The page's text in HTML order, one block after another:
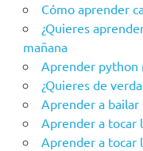
Cómo aprender
¿Quieres
mañana
Aprender python
¿Quieres de
Aprender a bailar
Aprender a tocar
Aprender a tocar